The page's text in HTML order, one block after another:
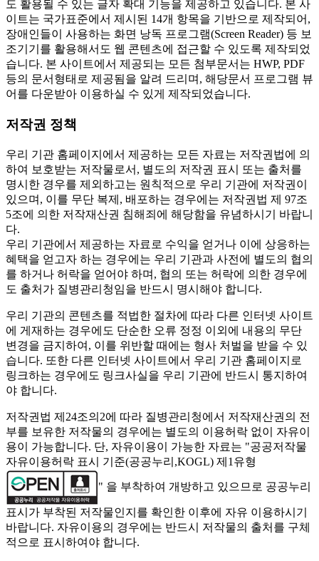
도 활용될 수 있는 글자 확대 기능을 제공하고 있습니다. 본 사
이트는 국가표준에서 제시된 14개 항목을 기반으로 제작되어,
장애인들이 사용하는 화면 낭독 프로그램(Screen Reader) 등 보
조기기를 활용해서도 웹 콘텐츠에 접근할 수 있도록 제작되었
습니다. 본 사이트에서 제공되는 모든 첨부문서는 HWP, PDF
등의 문서형태로 제공됨을 알려 드리며, 해당문서 프로그램 뷰
어를 다운받아 이용하실 수 있게 제작되었습니다.
저작권 정책
우리 기관 홈페이지에서 제공하는 모든 자료는 저작권법에 의
하여 보호받는 저작물로서, 별도의 저작권 표시 또는 출처를
명시한 경우를 제외하고는 원칙적으로 우리 기관에 저작권이
있으며, 이를 무단 복제, 배포하는 경우에는 저작권법 제 97조
5조에 의한 저작재산권 침해죄에 해당함을 유념하시기 바랍니
다.
우리 기관에서 제공하는 자료로 수익을 얻거나 이에 상응하는
혜택을 얻고자 하는 경우에는 우리 기관과 사전에 별도의 협의
를 하거나 허락을 얻어야 하며, 협의 또는 허락에 의한 경우에
도 출처가 질병관리청임을 반드시 명시해야 합니다.
우리 기관의 콘텐츠를 적법한 절차에 따라 다른 인터넷 사이트
에 게재하는 경우에도 단순한 오류 정정 이외에 내용의 무단
변경을 금지하여, 이를 위반할 때에는 형사 처벌을 받을 수 있
습니다. 또한 다른 인터넷 사이트에서 우리 기관 홈페이지로
링크하는 경우에도 링크사실을 우리 기관에 반드시 통지하여
야 합니다.
저작권법 제24조의2에 따라 질병관리청에서 저작재산권의 전
부를 보유한 저작물의 경우에는 별도의 이용허락 없이 자유이
용이 가능합니다. 단, 자유이용이 가능한 자료는 "공공저작물
자유이용허락 표시 기준(공공누리,KOGL) 제1유형
" 을 부착하여 개방하고 있으므로 공공누리
표시가 부착된 저작물인지를 확인한 이후에 자유 이용하시기
바랍니다. 자유이용의 경우에는 반드시 저작물의 출처를 구체
적으로 표시하여야 합니다.